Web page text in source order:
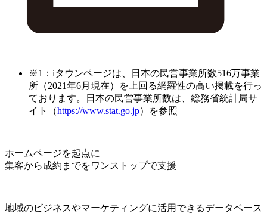
※1：iタウンページは、日本の民営事業所数516万事業
所（2021年6月現在）を上回る網羅性の高い掲載を行っ
ております。日本の民営事業所数は、総務省統計局サ
イト（https://www.stat.go.jp）を参照
ホームページを起点に
集客から成約までをワンストップで支援
地域のビジネスやマーケティングに活用できるデータベース